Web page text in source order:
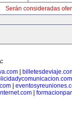
Serán consideradas
|
|